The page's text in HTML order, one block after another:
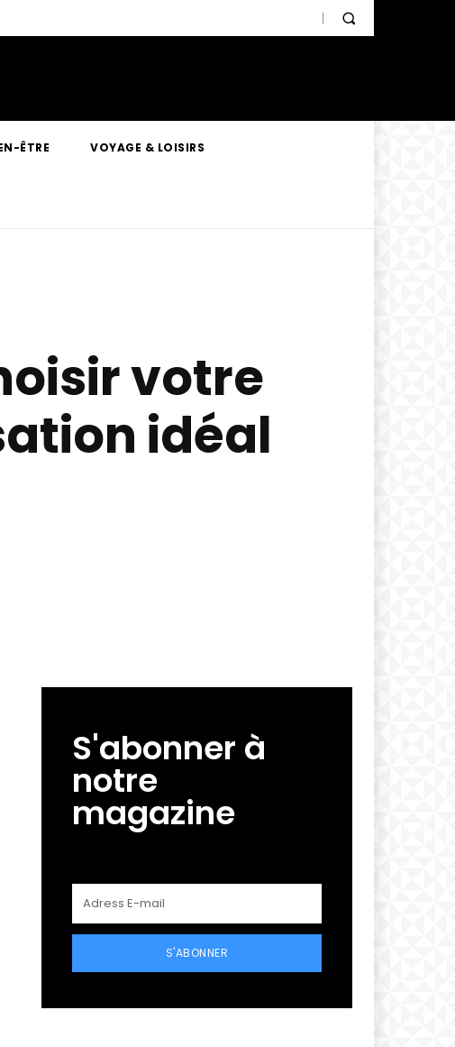
ÊTRE VOYAGE & LOISIRS
votre
idéal
S'abonner à
notre
magazine
S'ABONNER